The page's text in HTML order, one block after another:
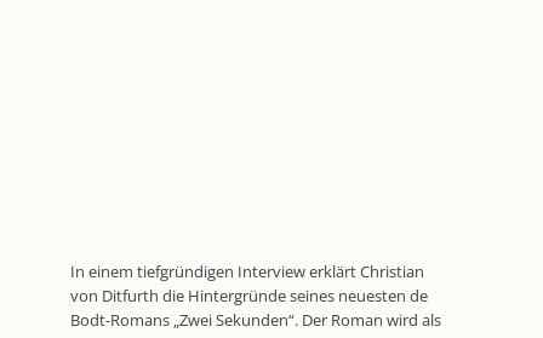
In einem tiefgründigen Interview erklärt Christian
von Ditfurth die Hintergründe seines neuesten de
Bodt-Romans „Zwei Sekunden“. Der Roman wird als